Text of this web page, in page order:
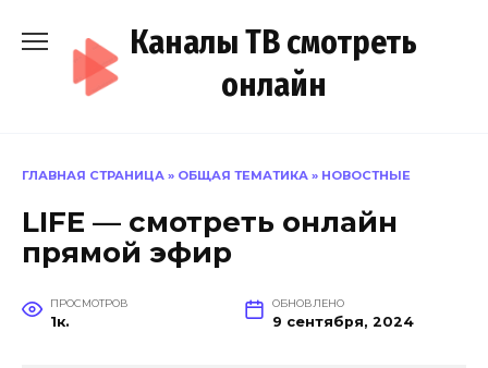
содержанию
Каналы ТВ смотреть
онлайн
ГЛАВНАЯ СТРАНИЦА » ОБЩАЯ ТЕМАТИКА » НОВОСТНЫЕ
LIFE — смотреть онлайн
прямой эфир
ПРОСМОТРОВ
1к.
ОБНОВЛЕНО
9 сентября, 2024